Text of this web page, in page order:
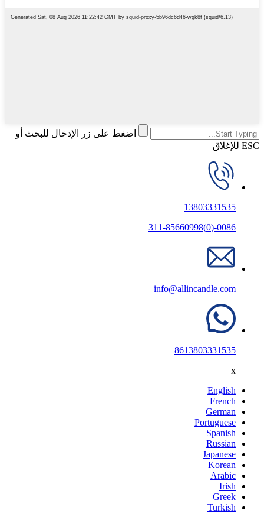
اضغط على زر الإدخال للبحث أو
ESC للإغلاق
13803331535
0086-(0)311-85660998
info@allincandle.com
8613803331535
x
English
French
German
Portuguese
Spanish
Russian
Japanese
Korean
Arabic
Irish
Greek
Turkish